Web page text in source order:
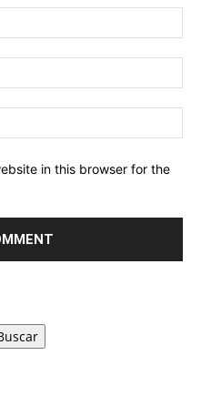
in this browser for the